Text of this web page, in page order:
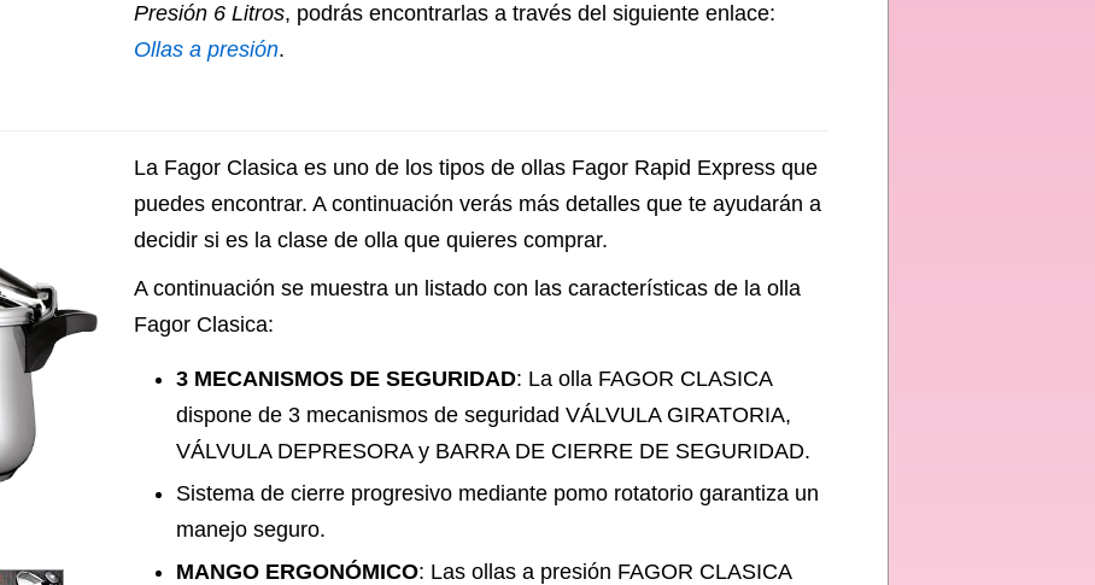
Presión 6 Litros, podrás encontrarlas a través del siguiente enlace:
Ollas a presión.
La Fagor Clasica es uno de los tipos de ollas Fagor Rapid Express que
puedes encontrar. A continuación verás más detalles que te ayudarán a
decidir si es la clase de olla que quieres comprar.
A continuación se muestra un listado con las características de la olla
Fagor Clasica:
3 MECANISMOS DE SEGURIDAD: La olla FAGOR CLASICA
dispone de 3 mecanismos de seguridad VÁLVULA GIRATORIA,
VÁLVULA DEPRESORA y BARRA DE CIERRE DE SEGURIDAD.
Sistema de cierre progresivo mediante pomo rotatorio garantiza un
manejo seguro.
MANGO ERGONÓMICO: Las ollas a presión FAGOR CLASICA